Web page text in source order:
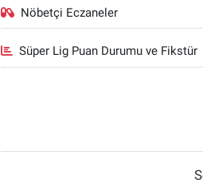
Nöbetçi Eczaneler
Süper Lig Puan Durumu ve Fikstür